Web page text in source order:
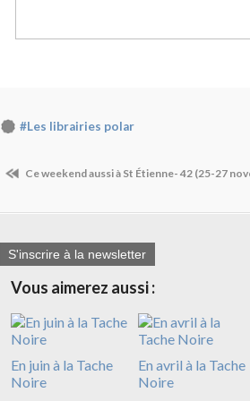
#Les librairies polar
Ce weekend aussi à St Étienne- 42 (25-27
S'inscrire à la newsletter
Vous aimerez aussi :
En juin à la Tache
Noire
En avril à la Tache
Noire